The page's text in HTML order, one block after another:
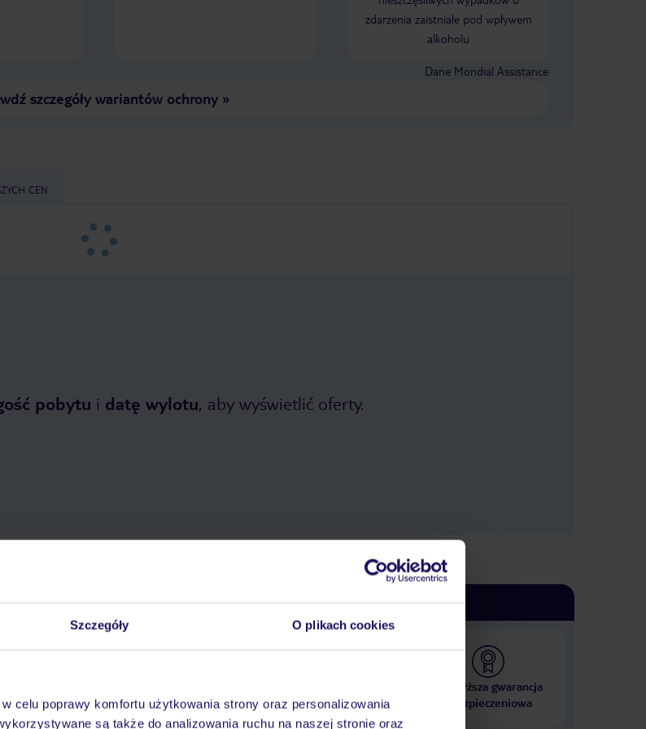
Szczegóły O plikach cookies
celu poprawy komfortu użytkowania strony oraz personalizowania
są także do analizowania ruchu na naszej stronie oraz
zdarzenia zaistniałe pod wpływem
alkoholu
Dane Mondial Assistance
szczegóły wariantów ochrony»
CEN
pobytu i datę wylotu, aby wyświetlić oferty.
Dlaczego warto wybrać TUI?
wakacjach 24/7
krajach
Najwyższa gwarancja
ubezpieczeniowa